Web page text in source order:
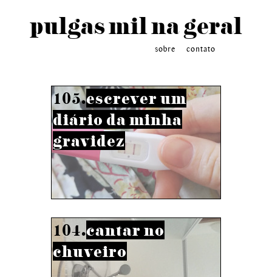
pulgas mil na geral
contato
sobre
105.escrever um
diário da minha
gravidez
104.cantar no
chuveiro